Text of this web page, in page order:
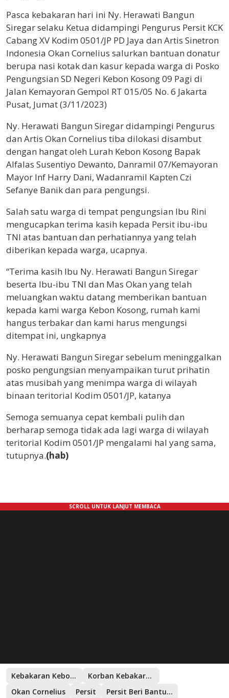
Pasca kebakaran hari ini Ny. Herawati Bangun
Siregar selaku Ketua didampingi Pengurus Persit KCK
Cabang XV Kodim 0501/JP PD Jaya dan Artis Sinetron
Indonesia Okan Cornelius salurkan bantuan donatur
berupa nasi kotak dan kasur kepada warga di Posko
Pengungsian SD Negeri Kebon Kosong 09 Pagi di
Jalan Kemayoran Gempol RT 015/05 No. 6 Jakarta
Pusat, Jumat (3/11/2023)
Ny. Herawati Bangun Siregar didampingi Pengurus
dan Artis Okan Cornelius tiba dilokasi disambut
dengan hangat oleh Lurah Kebon Kosong Bapak
Alfalas Susentiyo Dewanto, Danramil 07/Kemayoran
Mayor Inf Harry Dani, Wadanramil Kapten Czi
Sefanye Banik dan para pengungsi.
Salah satu warga di tempat pengungsian Ibu Rini
mengucapkan terima kasih kepada Persit ibu-ibu
TNI atas bantuan dan perhatiannya yang telah
diberikan kepada warga, ucapnya.
“Terima kasih Ibu Ny. Herawati Bangun Siregar
beserta Ibu-ibu TNI dan Mas Okan yang telah
meluangkan waktu datang memberikan bantuan
kepada kami warga Kebon Kosong, rumah kami
hangus terbakar dan kami harus mengungsi
ditempat ini, ungkapnya
Ny. Herawati Bangun Siregar sebelum meninggalkan
posko pengungsian menyampaikan turut prihatin
atas musibah yang menimpa warga di wilayah
binaan teritorial Kodim 0501/JP, katanya
Semoga semuanya cepat kembali pulih dan
berharap semoga tidak ada lagi warga di wilayah
teritorial Kodim 0501/JP mengalami hal yang sama,
tutupnya.(hab)
Kebakaran Kebon Kosong
Korban Kebakaran
Okan Cornelius
Persit Persit Beri Bantuan